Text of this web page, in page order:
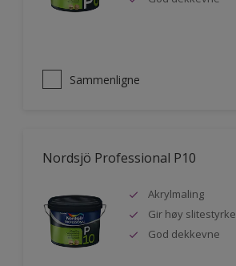
Sammenligne
Nordsjö Professional P10
Akrylmaling
Gir høy slitestyrke
God dekkevne